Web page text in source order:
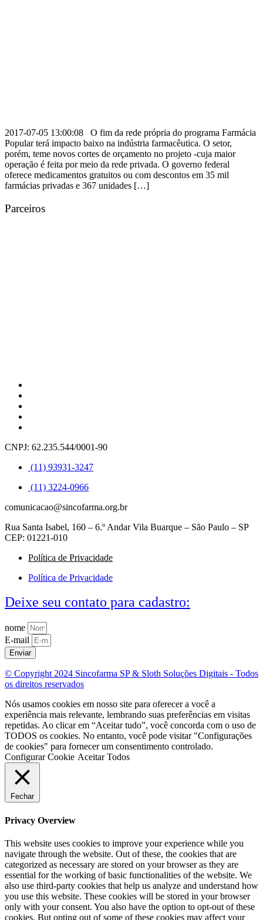
2017-07-05 13:00:08 O fim da rede própria do programa Farmácia
Popular terá impacto baixo na indústria farmacêutica. O setor,
porém, teme novos cortes de orçamento no projeto -cuja maior
operação é feita por meio da rede privada. O governo federal
oferece medicamentos gratuitos ou com descontos em 35 mil
farmácias privadas e 367 unidades […]
Parceiros
CNPJ: 62.235.544/0001-90
(11) 93931-3247
(11) 3224-0966
comunicacao@sincofarma.org.br
Rua Santa Isabel, 160 – 6.º Andar Vila Buarque – São Paulo – SP
CEP: 01221-010
Política de Privacidade
Política de Privacidade
Deixe seu contato para cadastro:
nome
E-mail
Enviar
© Copyright 2024 Sincofarma SP & Sloth Soluções Digitais - Todos
os direitos reservados
Nós usamos cookies em nosso site para oferecer a você a
experiência mais relevante, lembrando suas preferências em visitas
repetidas. Ao clicar em “Aceitar tudo”, você concorda com o uso de
TODOS os cookies. No entanto, você pode visitar "Configurações
de cookies" para fornecer um consentimento controlado.
Configurar Cookie Aceitar Todos
Fechar
Privacy Overview
This website uses cookies to improve your experience while you
navigate through the website. Out of these, the cookies that are
categorized as necessary are stored on your browser as they are
essential for the working of basic functionalities of the website. We
also use third-party cookies that help us analyze and understand how
you use this website. These cookies will be stored in your browser
only with your consent. You also have the option to opt-out of these
cookies. But opting out of some of these cookies may affect your